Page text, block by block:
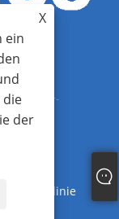
Ltd – Laser-
Rechte
X
ein
die
der